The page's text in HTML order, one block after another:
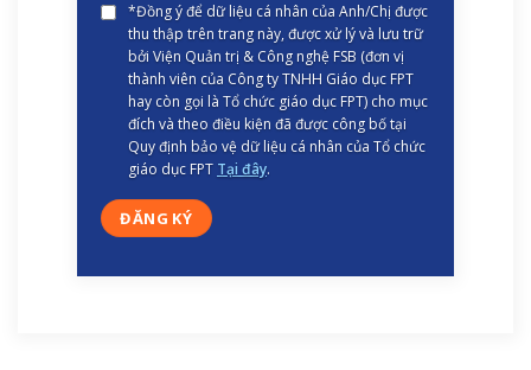
*Đồng ý để dữ liệu cá nhân của Anh/Chị được
thu thập trên trang này, được xử lý và lưu trữ
bởi Viện Quản trị & Công nghệ FSB (đơn vị
thành viên của Công ty TNHH Giáo dục FPT
hay còn gọi là Tổ chức giáo dục FPT) cho mục
đích và theo điều kiện đã được công bố tại
Quy định bảo vệ dữ liệu cá nhân của Tổ chức
giáo dục FPT Tại đây.